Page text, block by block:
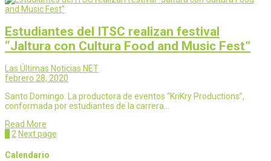
Estudiantes del ITSC realizan festival
“Jaltura con Cultura Food and Music Fest”
Las Últimas Noticias NET
febrero 28, 2020
Santo Domingo. La productora de eventos “KriKry Productions”,
conformada por estudiantes de la carrera…
Read More
Page
Page
2 Next page
Calendario